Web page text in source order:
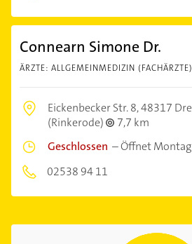
Connearn Simone Dr.
ÄRZTE: ALLGEMEINMEDIZIN (FACHÄRZTE)
Eickenbecker Str. 8,48317
(Rinkerode)
7,7 km
Geschlossen –Öffnet
02538 94 11